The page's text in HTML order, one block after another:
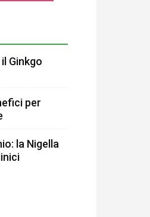
Ginkgo
per
la Nigella